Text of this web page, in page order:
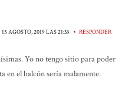
15 AGOSTO, 2019 LAS 21:33 • RESPONDER
Yo no tengo sitio para poder
en el balcón sería malamente.